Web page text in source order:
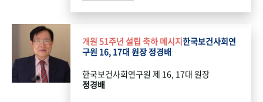
개원 51주년 설립 축하 메시지한국보건사회연
구원 16, 17대 원장 정경배
한국보건사회연구원 제 16, 17대 원장
정경배